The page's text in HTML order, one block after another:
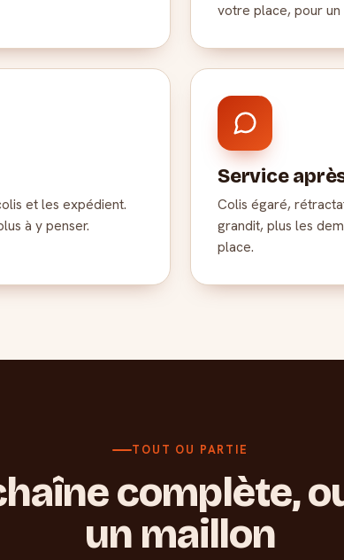
votre place, pour
et les expédient.
à y penser.
Service
Colis égaré,
grandit, plus les
place.
TOUT OU PARTIE
complète,
un maillon